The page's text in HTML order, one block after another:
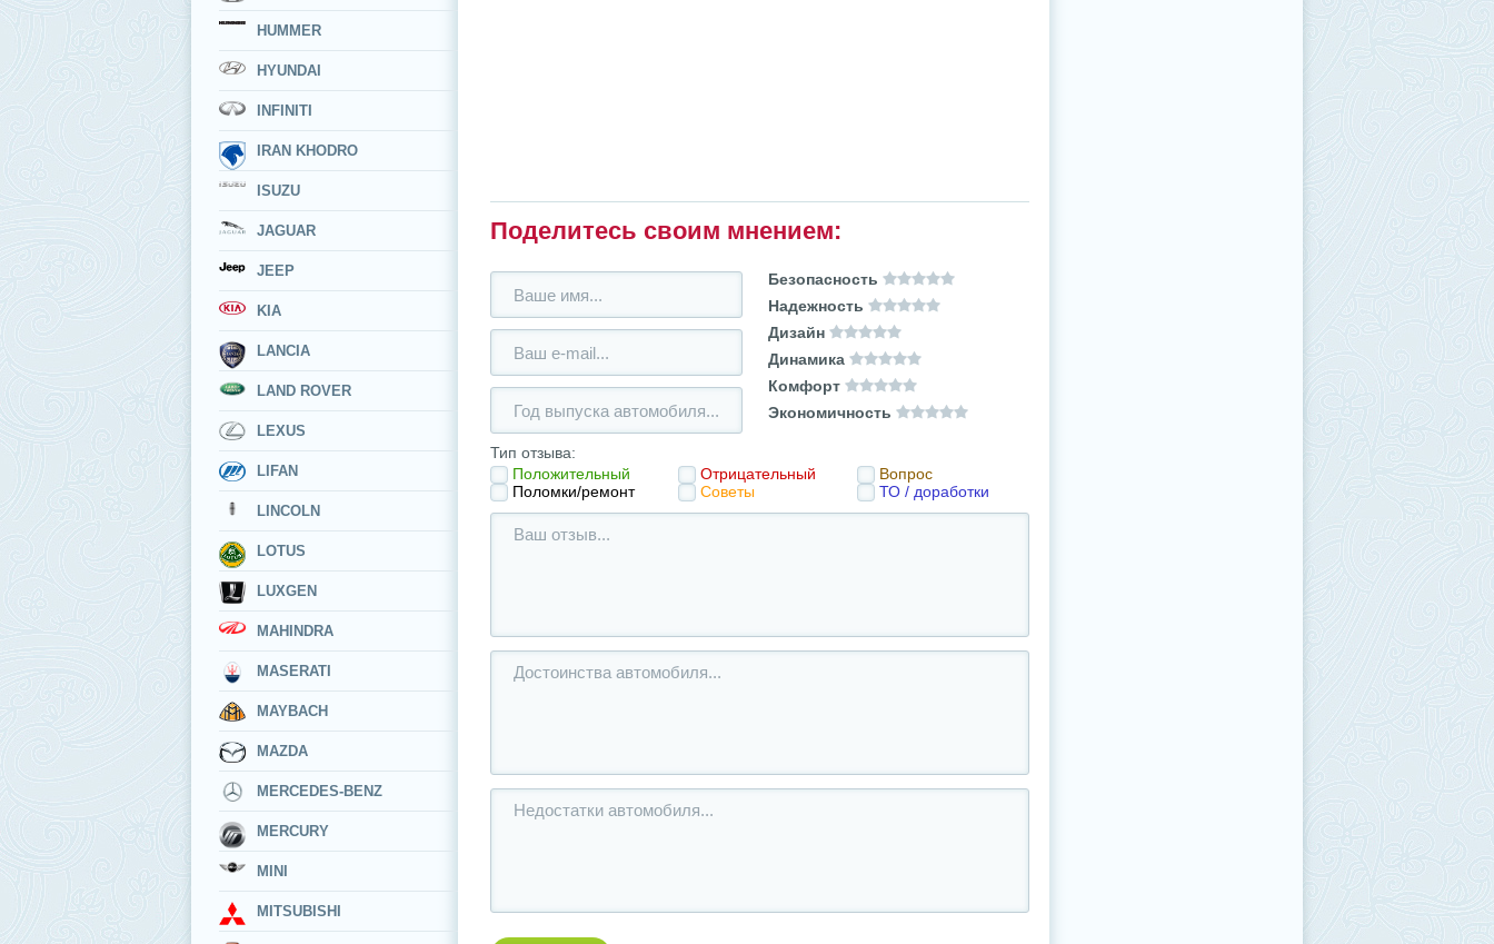
HUMMER
HYUNDAI
INFINITI
IRAN KHODRO
ISUZU
JAGUAR
JEEP
KIA
LANCIA
LAND ROVER
LEXUS
LIFAN
LINCOLN
LOTUS
LUXGEN
MAHINDRA
MASERATI
MAYBACH
MAZDA
MERCEDES-BENZ
MERCURY
MINI
MITSUBISHI
Поделитесь своим мнением:
Безопасность
Надежность
Дизайн
Динамика
Комфорт
Экономичность
Тип отзыва:
Положительный
Отрицательный
Вопрос
Поломки/ремонт
Советы ТО / доработки